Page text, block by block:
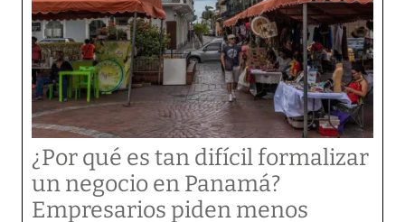
¿Por qué es tan difícil formalizar
un negocio en Panamá?
Empresarios piden menos